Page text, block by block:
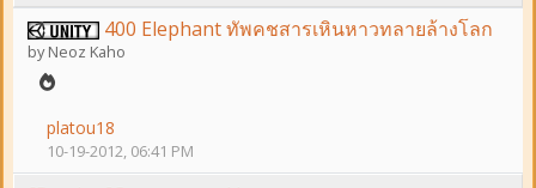
400 Elephant ทัพคชสารเหินหาวทลายล้างโลก
byNeoz Kaho
platou18
10-19-2012, 06:41 PM